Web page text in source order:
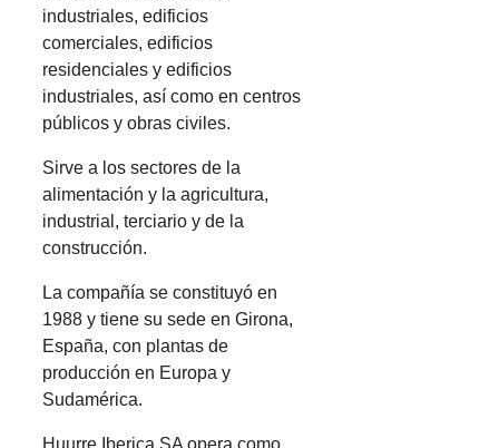
industriales, edificios
comerciales, edificios
residenciales y edificios
industriales, así como en centros
públicos y obras civiles.
Sirve a los sectores de la
alimentación y la agricultura,
industrial, terciario y de la
construcción.
La compañía se constituyó en
1988 y tiene su sede en Girona,
España, con plantas de
producción en Europa y
Sudamérica.